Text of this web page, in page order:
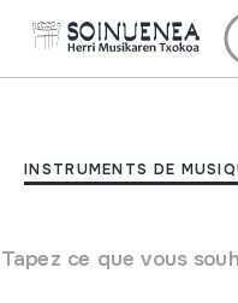
INSTRUMENTS DE
Tapez ce que vous
Burgos.
Auteur